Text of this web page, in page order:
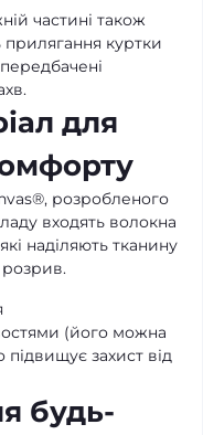
частині також
куртки
для
розробленого
входять волокна
наділяють тканину
розрив.
(його можна
захист від
будь-